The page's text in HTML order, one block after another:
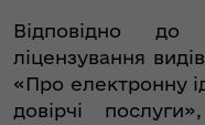
Відповідно до
ліцензування
«Про електронну
довірчі